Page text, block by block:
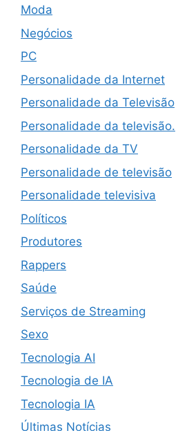
Moda
Negócios
PC
Personalidade da Internet
Personalidade da Televisão
Personalidade da televisão.
Personalidade da TV
Personalidade de televisão
Personalidade televisiva
Políticos
Produtores
Rappers
Saúde
Serviços de Streaming
Sexo
Tecnologia AI
Tecnologia de IA
Tecnologia IA
Últimas Notícias